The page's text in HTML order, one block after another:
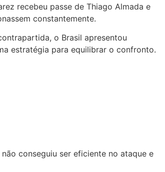
recebeu passe de Thiago Almada e
constantemente.
o Brasil apresentou
estratégia para equilibrar o confronto.
conseguiu ser eficiente no ataque e